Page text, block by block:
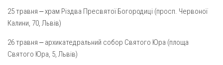
Комісія у справах молоді
Комісія з питань душпастирства охорони здоров’я
25 травня ‒ храм Різдва Пресвятої Богородиці (просп. Червоної
Калини, 70, Львів)
26 травня ‒ архикатедральний собор Святого Юра (площа
Святого Юра, 5, Львів)